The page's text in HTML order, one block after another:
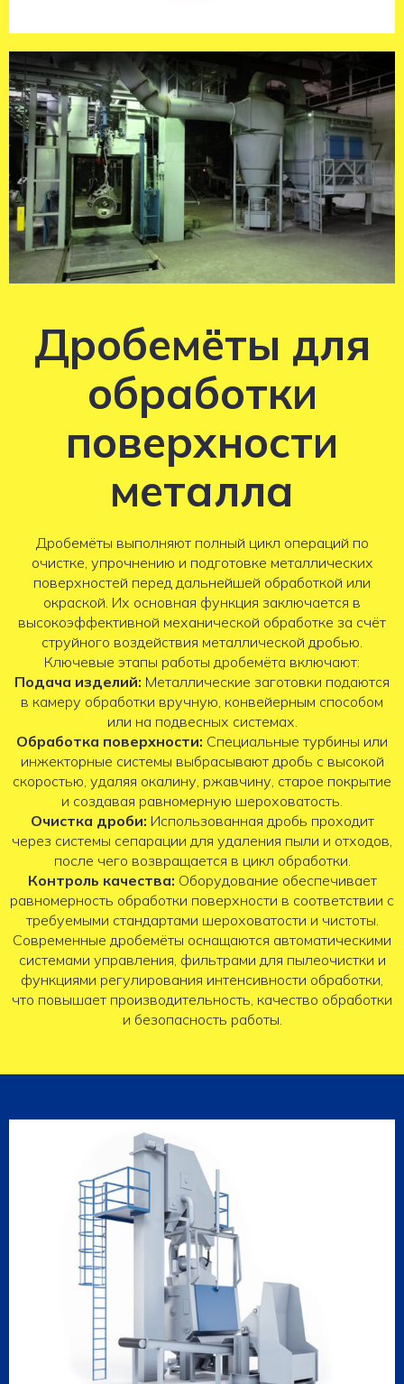
Дробемёты для
обработки
поверхности
металла
Дробемёты выполняют полный цикл операций по
очистке, упрочнению и подготовке металлических
поверхностей перед дальнейшей обработкой или
окраской. Их основная функция заключается в
высокоэффективной механической обработке за счёт
струйного воздействия металлической дробью.
Ключевые этапы работы дробемёта включают:
Подача изделий: Металлические заготовки подаются
в камеру обработки вручную, конвейерным способом
или на подвесных системах.
Обработка поверхности: Специальные турбины или
инжекторные системы выбрасывают дробь с высокой
скоростью, удаляя окалину, ржавчину, старое покрытие
и создавая равномерную шероховатость.
Очистка дроби: Использованная дробь проходит
через системы сепарации для удаления пыли и отходов,
после чего возвращается в цикл обработки.
Контроль качества: Оборудование обеспечивает
равномерность обработки поверхности в соответствии с
требуемыми стандартами шероховатости и чистоты.
Современные дробемёты оснащаются автоматическими
системами управления, фильтрами для пылеочистки и
функциями регулирования интенсивности обработки,
что повышает производительность, качество обработки
и безопасность работы.